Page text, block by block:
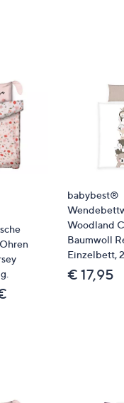
eine
TEX®
TEX®
babybest®
Woodland
Baumwoll
Einzelbett,
€ 17,95